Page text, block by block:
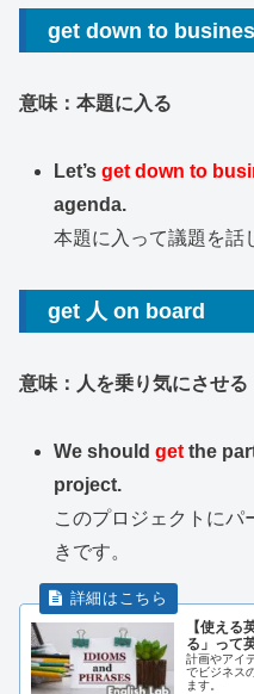
get down to
意味：本題に入る
Let’sget down to
agenda.
本題に入って議題を話
get 人 on board
意味：人を乗り気にさせる
We should get the
project.
このプロジェクトにパ
きです。
【使える
る」って
計画やアイ
でビジネス
ます。